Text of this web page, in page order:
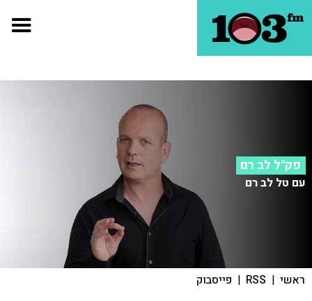
פק"ל לב רם
עם טל לב רם
ראשי |
RSS
| פייסבוק